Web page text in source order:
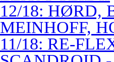
12/18: HØRD,
MEINHOFF,
11/18: RE-